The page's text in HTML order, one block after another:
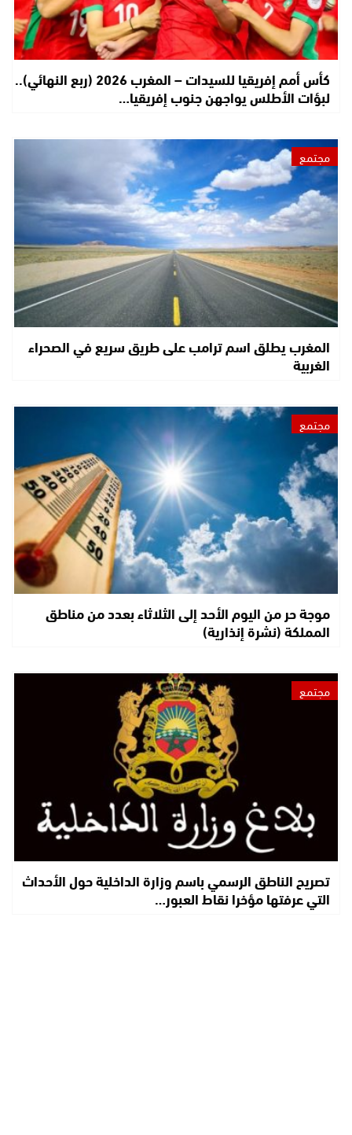
كأس أمم إفريقيا للسيدات – المغرب 2026 (ربع النهائي)..
لبؤات الأطلس يواجهن جنوب إفريقيا…
مجتمع
المغرب يطلق اسم ترامب على طريق سريع في الصحراء
الغربية
مجتمع
موجة حر من اليوم الأحد إلى الثلاثاء بعدد من مناطق
المملكة (نشرة إنذارية)
مجتمع
تصريح الناطق الرسمي باسم وزارة الداخلية حول الأحداث
التي عرفتها مؤخرا نقاط العبور…